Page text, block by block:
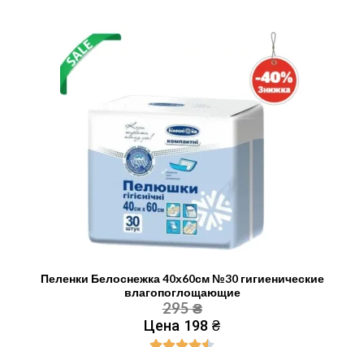
Пеленки Белоснежка 40х60см №30 гигиенические
влагопоглощающие
295 ₴
Цена 198 ₴